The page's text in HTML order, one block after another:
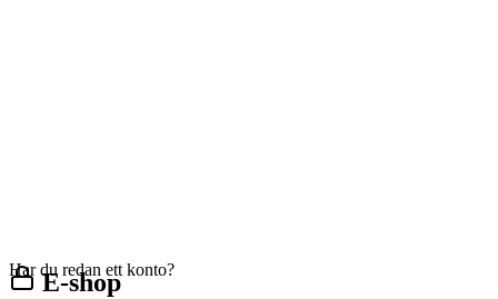
E-shop
Har du redan ett konto?